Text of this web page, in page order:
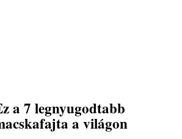
a 7 legnyugodtabb
a világon